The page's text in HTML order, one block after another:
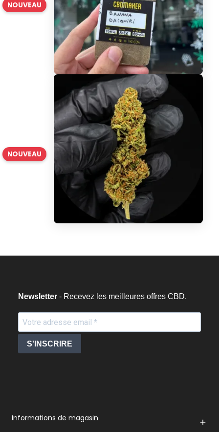
NOUVEAU
NOUVEAU
Newsletter - Recevez les meilleures offres CBD.
S'INSCRIRE
Informations de magasin 